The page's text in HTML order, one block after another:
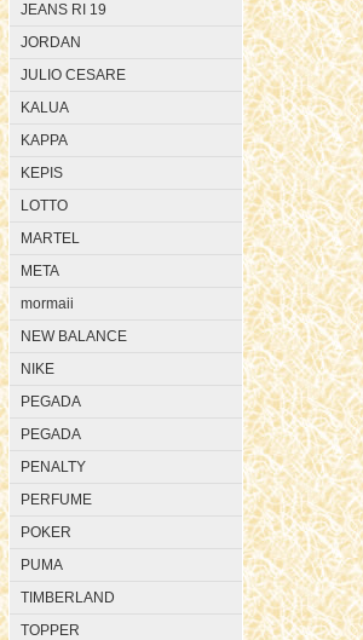
JEANS RI 19
JORDAN
JULIO CESARE
KALUA
KAPPA
KEPIS
LOTTO
MARTEL
META
mormaii
NEW BALANCE
NIKE
PEGADA
PEGADA
PENALTY
PERFUME
POKER
PUMA
TIMBERLAND
TOPPER